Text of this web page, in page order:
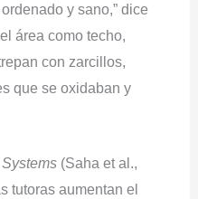
y sano,” dice
área como techo,
con zarcillos,
que se oxidaban y
(Saha et al.,
tutoras aumentan el